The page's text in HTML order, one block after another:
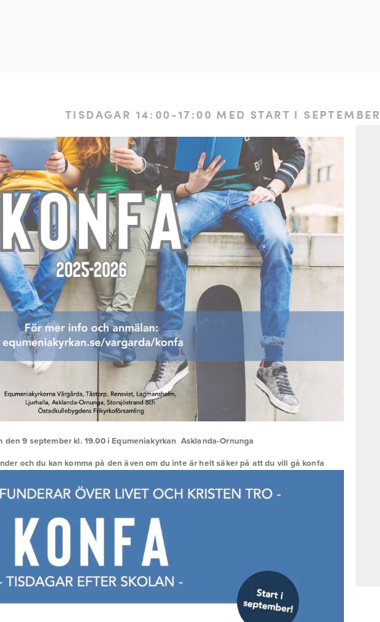
TISDAGAR 14:00-17:00 MED START I SEPTEMBER
9 september kl. 19.00 i Equmeniakyrkan  Asklanda-Ornunga
och du kan komma på den även om du inte är helt säker på att du vill gå konfa